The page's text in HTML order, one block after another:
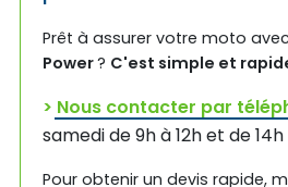
Prêt à assurer votre moto
Power? C'est simple et
> Nous contacter par
samedi de 9h à 12h et de 14h
Pour obtenir un devis rapide,